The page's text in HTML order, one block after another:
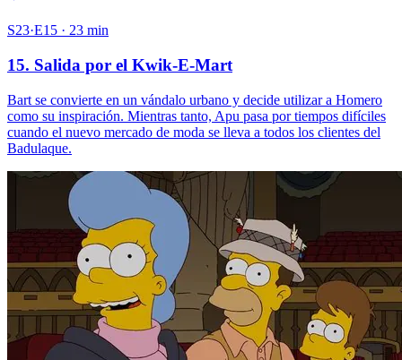
S23·E15 · 23 min
15. Salida por el Kwik-E-Mart
Bart se convierte en un vándalo urbano y decide utilizar a Homero
como su inspiración. Mientras tanto, Apu pasa por tiempos difíciles
cuando el nuevo mercado de moda se lleva a todos los clientes del
Badulaque.